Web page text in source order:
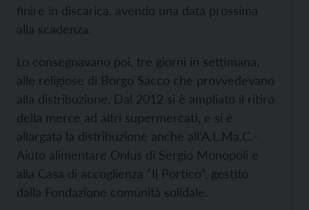
finire in discarica, avendo una data prossima
alla scadenza.
Lo consegnavano poi, tre giorni in settimana,
alle religiose di Borgo Sacco che provvedevano
alla distribuzione. Dal 2012 si è ampliato il ritiro
della merce ad altri supermercati, e si è
allargata la distribuzione anche all'A.L.Ma.C.-
Aiuto alimentare Onlus di Sergio Monopoli e
alla Casa di accoglienza “Il Portico”, gestito
dalla Fondazione comunità solidale.